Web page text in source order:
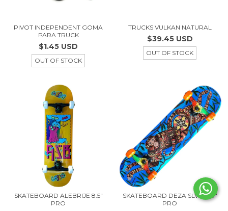
PIVOT INDEPENDENT GOMA
PARA TRUCK
$1.45 USD
OUT OF STOCK
TRUCKS VULKAN NATURAL
$39.45 USD
OUT OF STOCK
SKATEBOARD ALEBRIJE 8.5"
PRO
SKATEBOARD DEZA SLVA 8.0"
PRO